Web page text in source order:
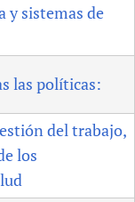
y sistemas de
las políticas:
del trabajo,
los